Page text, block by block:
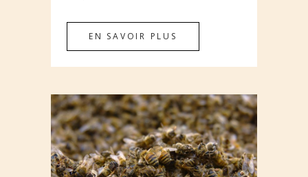
EN SAVOIR PLUS